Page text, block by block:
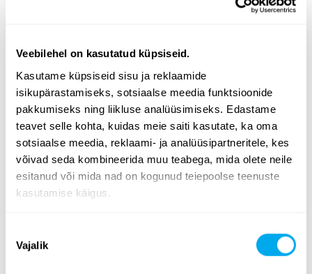
Veebilehel on kasutatud küpsiseid.
Kasutame küpsiseid sisu ja reklaamide
isikupärastamiseks, sotsiaalse meedia funktsioonide
pakkumiseks ning liikluse analüüsimiseks. Edastame
teavet selle kohta, kuidas meie saiti kasutate, ka oma
sotsiaalse meedia, reklaami- ja analüüsipartneritele, kes
võivad seda kombineerida muu teabega, mida olete neile
esitanud või mida nad on kogunud teiepoolse teenuste
kasutamise käigus.
valik
Vajalik
Lai valik rasketehnikat - leia endale vajalik
Valige kategooria põllumajandus,transport,ehitus,
metsandus,kommunaalhooldu ,materjali käitlemine .
Kasutage lehe küljel olevaid rasketehnika
otsingukriteeriume, et leida vajadustele vastav traktor,
toote asukoha, väljalaskeaasta, hinna, kuulutuse tüübi
või toote täismassi järgi.